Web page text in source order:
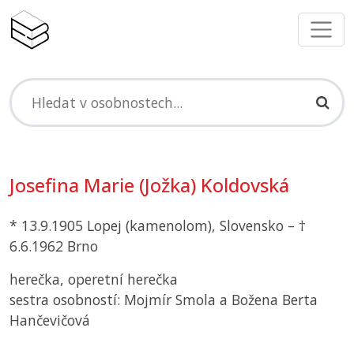
Josefina Marie (Jožka) Koldovská
* 13.9.1905 Lopej (kamenolom), Slovensko – †
6.6.1962 Brno
herečka, operetní herečka
sestra osobností: Mojmír Smola a Božena Berta
Hančevičová